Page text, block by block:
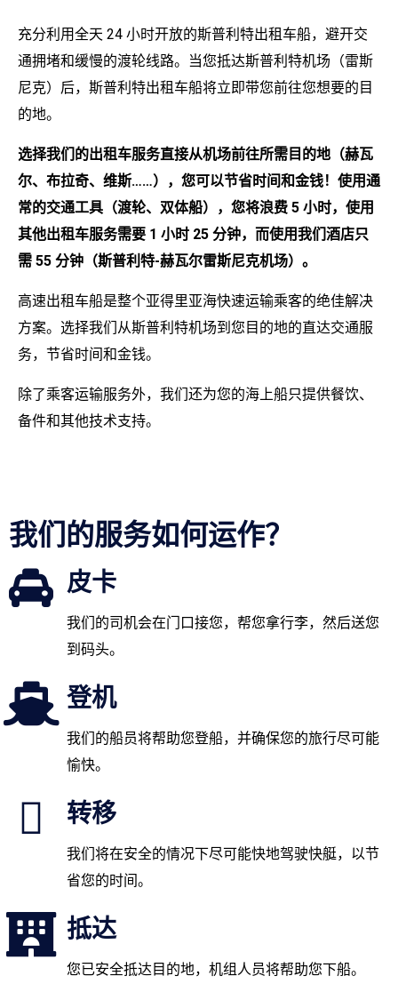
充分利用全天 24 小时开放的斯普利特出租车船，避开交
通拥堵和缓慢的渡轮线路。当您抵达斯普利特机场（雷斯
尼克）后，斯普利特出租车船将立即带您前往您想要的目
的地。
选择我们的出租车服务直接从机场前往所需目的地（赫瓦
尔、布拉奇、维斯……），您可以节省时间和金钱！使用通
常的交通工具（渡轮、双体船），您将浪费 5 小时，使用
其他出租车服务需要 1 小时 25 分钟，而使用我们酒店只
需 55 分钟（斯普利特-赫瓦尔雷斯尼克机场）。
高速出租车船是整个亚得里亚海快速运输乘客的绝佳解决
方案。选择我们从斯普利特机场到您目的地的直达交通服
务，节省时间和金钱。
除了乘客运输服务外，我们还为您的海上船只提供餐饮、
备件和其他技术支持。
我们的服务如何运作？
皮卡
我们的司机会在门口接您，帮您拿行李，然后送您
到码头。
登机
我们的船员将帮助您登船，并确保您的旅行尽可能
愉快。
转移
我们将在安全的情况下尽可能快地驾驶快艇，以节
省您的时间。
抵达
您已安全抵达目的地，机组人员将帮助您下船。